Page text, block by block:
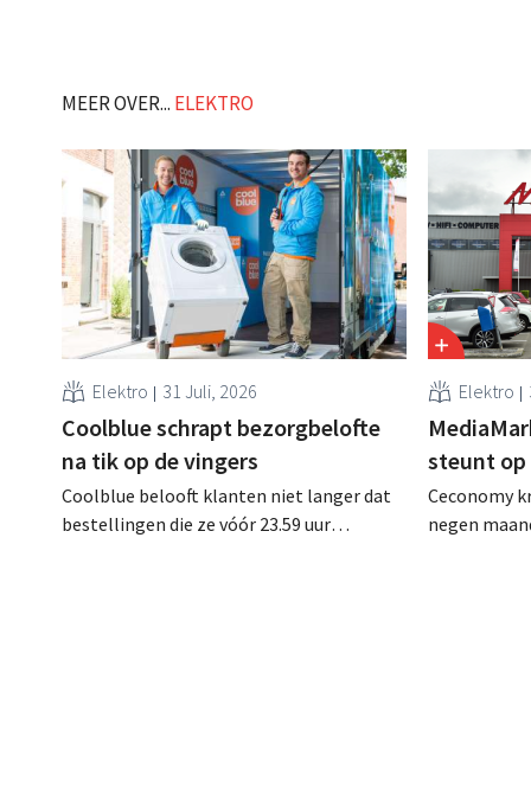
MEER OVER... ELEKTRO
Elektro 31 Juli, 2026
Coolblue schrapt bezorgbelofte
na tik op de vingers
Coolblue belooft klanten niet langer dat
bestellingen die ze vóór 23.59 uur
Elektro
steunt op
Ceconomy
negen